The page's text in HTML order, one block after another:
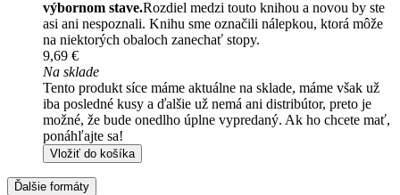
výbornom stave.Rozdiel medzi touto knihou a novou by ste
asi ani nespoznali. Knihu sme označili nálepkou, ktorá môže
na niektorých obaloch zanechať stopy.
9,69 €
Na sklade
Tento produkt síce máme aktuálne na sklade, máme však už
iba posledné kusy a ďalšie už nemá ani distribútor, preto je
možné, že bude onedlho úplne vypredaný. Ak ho chcete mať,
ponáhľajte sa!
Vložiť do košíka
Ďalšie formáty